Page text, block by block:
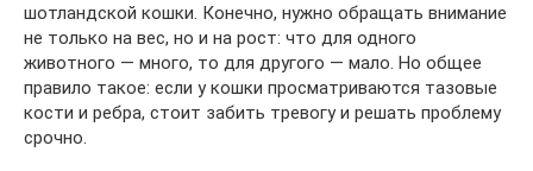
шотландской кошки. Конечно, нужно обращать внимание
не только на вес, но и на рост: что для одного
животного — много, то для другого — мало. Но общее
правило такое: если у кошки просматриваются тазовые
кости и ребра, стоит забить тревогу и решать проблему
срочно.